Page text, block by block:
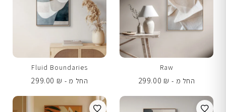
Raw
החל מ -
299.00 ₪
Fluid Boundaries
החל מ -
299.00 ₪